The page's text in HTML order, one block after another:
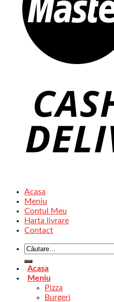
Acasa
Meniu
Contul Meu
Harta livrare
Contact
Acasa
Meniu
Pizza
Burgeri